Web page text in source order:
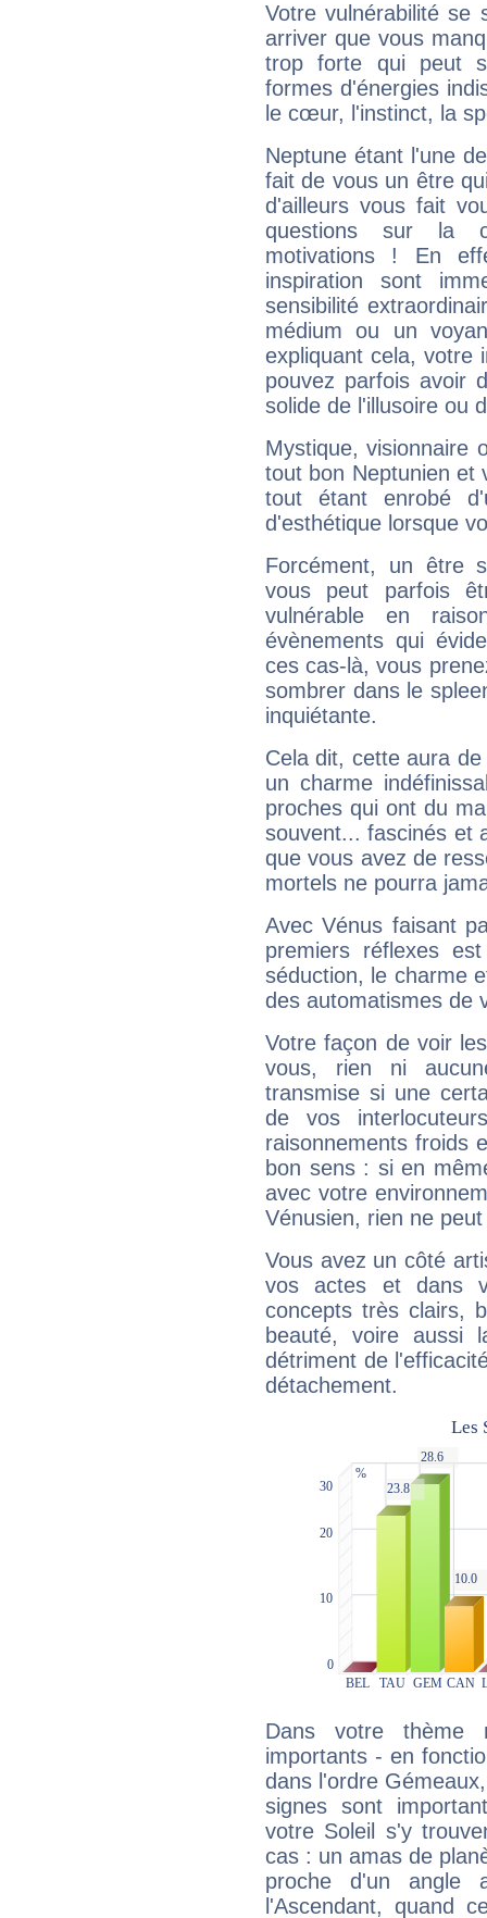
Votre vulnérabilité se
arriver que vous
trop forte qui peut
formes d'énergies
le cœur, l'instinct, la
Neptune étant l'une
fait de vous un être
d'ailleurs vous fait
questions sur la
motivations ! En
inspiration sont
sensibilité
médium ou un
expliquant cela, votre
pouvez parfois avoir
solide de l'illusoire ou
Mystique, visionnaire
tout bon Neptunien et
tout étant enrobé
d'esthétique lorsque
Forcément, un être
vous peut parfois
vulnérable en
évènements qui
ces cas-là, vous
sombrer dans le
inquiétante.
Cela dit, cette aura
un charme
proches qui ont du
souvent... fascinés et
que vous avez de
mortels ne pourra
Avec Vénus faisant
premiers réflexes
séduction, le charme
des automatismes de
Votre façon de voir
vous, rien ni
transmise si une
de vos
raisonnements froids
bon sens : si en
avec votre
Vénusien, rien ne
Vous avez un côté
vos actes et dans
concepts très clairs,
beauté, voire aussi
détriment de
détachement.
Dans votre thème
importants - en
dans l'ordre
signes sont
votre Soleil s'y
cas : un amas de
proche d'un
l'Ascendant, quand